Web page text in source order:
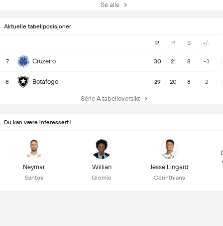
Aktuelle tabellposisjoner
P P S +/-
7 Cruzeiro 30 21 8 -3
8 Botafogo 29 20 8 2
Série A tabelloversikt
Se alle
Du kan være interessert i
Neymar
Santos
Willian
Gremio
Jesse Lingard
Corinthians